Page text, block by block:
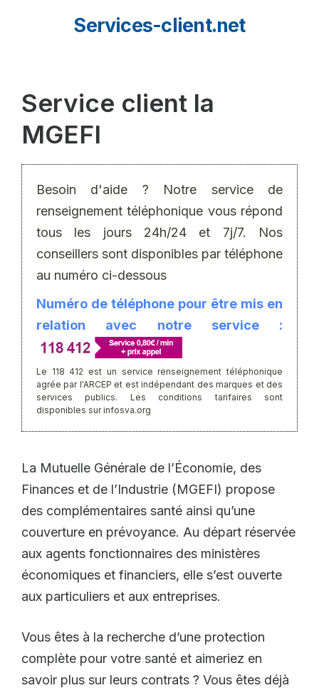
Services-client.net
Service client la
MGEFI
Besoin d'aide ? Notre service de
renseignement téléphonique vous répond
tous les jours 24h/24 et 7j/7. Nos
conseillers sont disponibles par téléphone
au numéro ci-dessous
Numéro de téléphone pour être mis en
relation avec notre service :
Le 118 412 est un service renseignement téléphonique
agrée par l'ARCEP et est indépendant des marques et des
services publics. Les conditions tarifaires sont
disponibles sur infosva.org
La Mutuelle Générale de l’Économie, des
Finances et de l’Industrie (MGEFI) propose
des complémentaires santé ainsi qu’une
couverture en prévoyance. Au départ réservée
aux agents fonctionnaires des ministères
économiques et financiers, elle s’est ouverte
aux particuliers et aux entreprises.
Vous êtes à la recherche d’une protection
complète pour votre santé et aimeriez en
savoir plus sur leurs contrats ? Vous êtes déjà